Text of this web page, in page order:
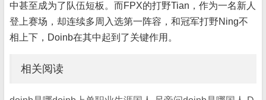
中甚至成为了队伍短板。而FPX的打野Tian，作为一名新人
登上赛场，却连续多周入选第一阵容，和冠军打野Ning不
相上下，Doinb在其中起到了关键作用。
相关阅读